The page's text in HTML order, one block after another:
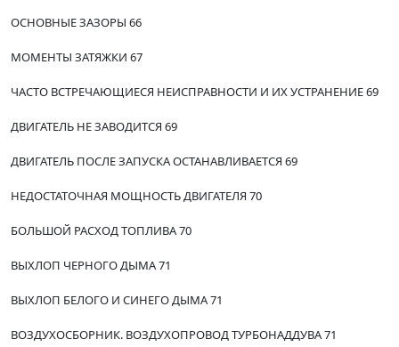
ОСНОВНЫЕ ЗАЗОРЫ 66
МОМЕНТЫ ЗАТЯЖКИ 67
ЧАСТО ВСТРЕЧАЮЩИЕСЯ НЕИСПРАВНОСТИ И ИХ УСТРАНЕНИЕ 69
ДВИГАТЕЛЬ НЕ ЗАВОДИТСЯ 69
ДВИГАТЕЛЬ ПОСЛЕ ЗАПУСКА ОСТАНАВЛИВАЕТСЯ 69
НЕДОСТАТОЧНАЯ МОЩНОСТЬ ДВИГАТЕЛЯ 70
БОЛЬШОЙ РАСХОД ТОПЛИВА 70
ВЫХЛОП ЧЕРНОГО ДЫМА 71
ВЫХЛОП БЕЛОГО И СИНЕГО ДЫМА 71
ВОЗДУХОСБОРНИК. ВОЗДУХОПРОВОД ТУРБОНАДДУВА 71